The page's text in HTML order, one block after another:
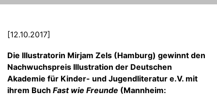
[12.10.2017]
Die Illustratorin Mirjam Zels (Hamburg) gewinnt den
Nachwuchspreis Illustration der Deutschen
Akademie für Kinder- und Jugendliteratur e.V. mit
ihrem Buch Fast wie Freunde (Mannheim: